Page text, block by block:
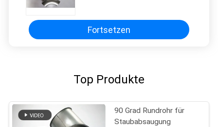
Fortsetzen
Top Produkte
90 Grad Rundrohr für
Staubabsaugung